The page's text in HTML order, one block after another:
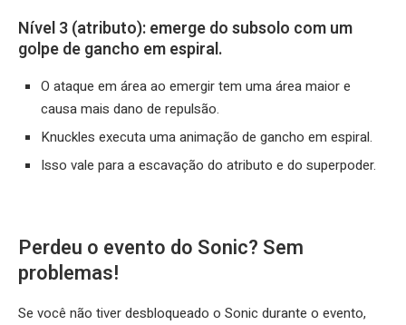
Nível 3 (atributo): emerge do subsolo com um
golpe de gancho em espiral.
O ataque em área ao emergir tem uma área maior e
causa mais dano de repulsão.
Knuckles executa uma animação de gancho em espiral.
Isso vale para a escavação do atributo e do superpoder.
Perdeu o evento do Sonic? Sem
problemas!
Se você não tiver desbloqueado o Sonic durante o evento,